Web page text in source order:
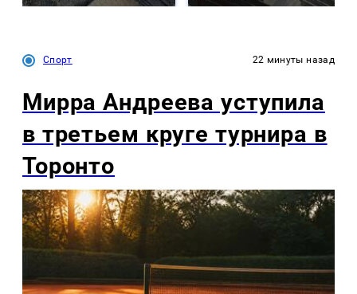
Спорт 22 минуты назад
Мирра Андреева уступила
в третьем круге турнира в
Торонто